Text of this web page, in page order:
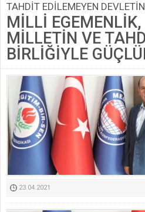
HDP İL BİNASININ
CEYHAN TİCARET
Hainler emellerine
BÖLGEMİZ
İyi Parti Yüreğir İlçe
Kimyasallardan
TAHDİT EDİLEMEYEN
MİLLİ
MİLLETİN VE
BİRLİĞİYLE
23.04.2021